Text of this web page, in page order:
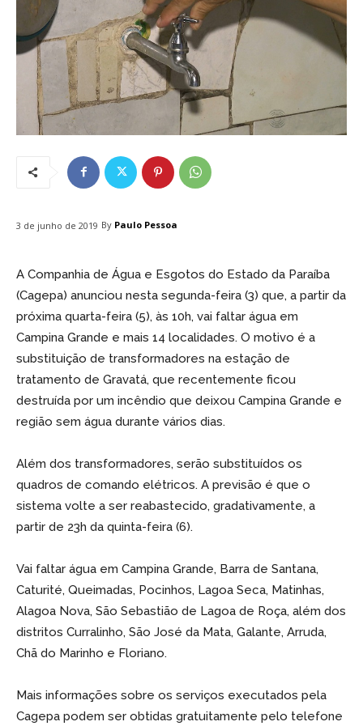
3 de junho de 2019 By Paulo Pessoa
A Companhia de Água e Esgotos do Estado da Paraíba
(Cagepa) anunciou nesta segunda-feira (3) que, a partir da
próxima quarta-feira (5), às 10h, vai faltar água em
Campina Grande e mais 14 localidades. O motivo é a
substituição de transformadores na estação de
tratamento de Gravatá, que recentemente ficou
destruída por um incêndio que deixou Campina Grande e
região sem água durante vários dias.
Além dos transformadores, serão substituídos os
quadros de comando elétricos. A previsão é que o
sistema volte a ser reabastecido, gradativamente, a
partir de 23h da quinta-feira (6).
Vai faltar água em Campina Grande, Barra de Santana,
Caturité, Queimadas, Pocinhos, Lagoa Seca, Matinhas,
Alagoa Nova, São Sebastião de Lagoa de Roça, além dos
distritos Curralinho, São José da Mata, Galante, Arruda,
Chã do Marinho e Floriano.
Mais informações sobre os serviços executados pela
Cagepa podem ser obtidas gratuitamente pelo telefone